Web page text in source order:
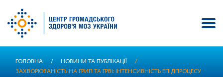
ГОЛОВНА / НОВИНИ ТА ПУБЛІКАЦІЇ
/
ЗАХВОРЮВАНІСТЬ НА ГРИП ТА ГРВІ: ІНТЕНСИВНІСТЬ ЕПІДПРОЦЕСУ